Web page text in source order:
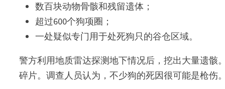
数百块动物骨骸和残留遗体；
超过600个狗项圈；
一处疑似专门用于处死狗只的谷仓区域。
警方利用地质雷达探测地下情况后，挖出大量遗骸
碎片。调查人员认为，不少狗的死因很可能是枪伤。